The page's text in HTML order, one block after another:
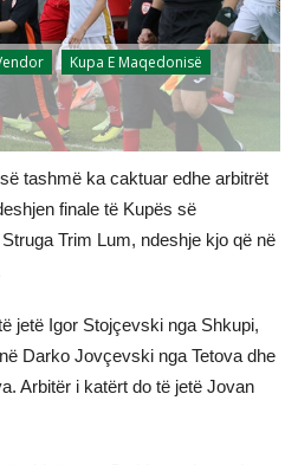
Kupa E Maqedonisë
tashmë ka caktuar edhe arbitrët
finale të Kupës së
Trim Lum, ndeshje kjo që në
jetë Igor Stojçevski nga Shkupi,
Darko Jovçevski nga Tetova dhe
Arbitër i katërt do të jetë Jovan